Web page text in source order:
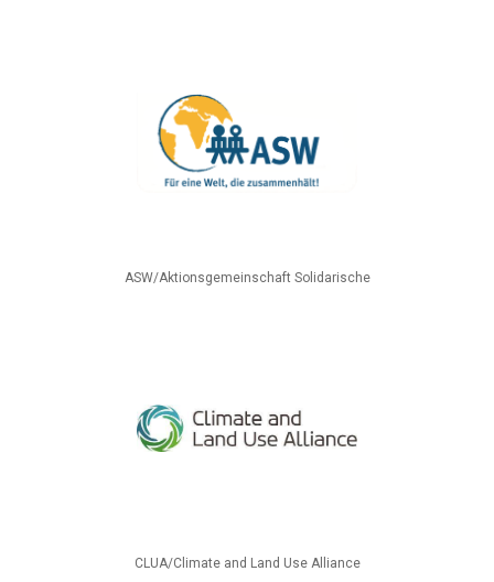
ASW/Aktionsgemeinschaft Solidarische
CLUA/Climate and Land Use Alliance